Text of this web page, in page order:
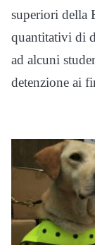
superiori della
quantitativi di
ad alcuni
detenzione ai